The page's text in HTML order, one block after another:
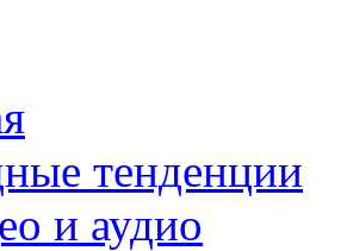
тенденции
и аудио